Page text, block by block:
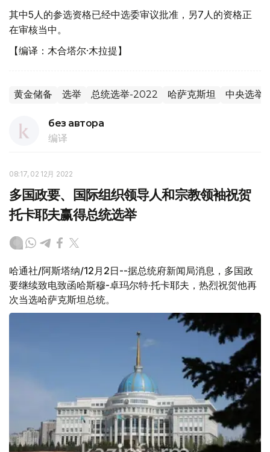
其中5人的参选资格已经中选委审议批准，另7人的资格正
在审核当中。
【编译：木合塔尔·木拉提】
黄金储备 选举 总统选举-2022 哈萨克斯坦 中央选举
без автора
编译
08:17, 02 12月 2022
多国政要、国际组织领导人和宗教领袖祝贺
托卡耶夫赢得总统选举
哈通社/阿斯塔纳/12月2日--据总统府新闻局消息，多国政
要继续致电致函哈斯穆-卓玛尔特·托卡耶夫，热烈祝贺他再
次当选哈萨克斯坦总统。